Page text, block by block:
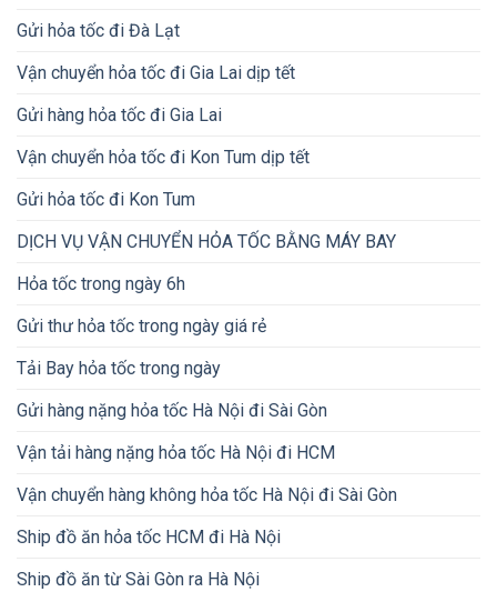
Gửi hỏa tốc đi Đà Lạt
Vận chuyển hỏa tốc đi Gia Lai dịp tết
Gửi hàng hỏa tốc đi Gia Lai
Vận chuyển hỏa tốc đi Kon Tum dịp tết
Gửi hỏa tốc đi Kon Tum
DỊCH VỤ VẬN CHUYỂN HỎA TỐC BẰNG MÁY BAY
Hỏa tốc trong ngày 6h
Gửi thư hỏa tốc trong ngày giá rẻ
Tải Bay hỏa tốc trong ngày
Gửi hàng nặng hỏa tốc Hà Nội đi Sài Gòn
Vận tải hàng nặng hỏa tốc Hà Nội đi HCM
Vận chuyển hàng không hỏa tốc Hà Nội đi Sài Gòn
Ship đồ ăn hỏa tốc HCM đi Hà Nội
Ship đồ ăn từ Sài Gòn ra Hà Nội